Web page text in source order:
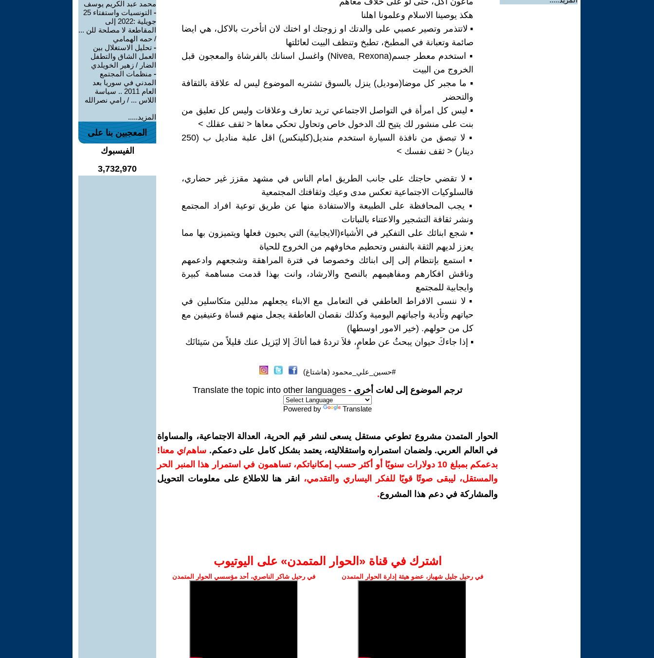
هكذ يوصينا الاسلام وعلمونا اهلنا
▪︎ لاتتذمر وتصير عصبي على والدتك او زوجتك او اختك لان اتأخرت بالاكل، هي ايضا
صائمة وتعبانة في المطبخ، تطبخ وتنظف البيت لعائلتها
▪︎ استخدم معطر جسم(Nivea, Rexona) واغسل اسنانك بالفرشاة والمعجون قبل
الخروج من البيت
▪︎ ما مجبر كل موضا(موديل) ينزل بالسوق تشتريه الموضوع ليس له علاقة بالثقافة
والتحضر
▪︎ ليس كل امرأة في التواصل الاجتماعي تريد تعارف وعلاقات وليس كل تعليق من
بنت على منشور لك يتيح لك الدخول خاص وتحاول تحكي معاها < ثقف عقلك >
▪︎ لا تبصق من نافذة السيارة استخدم منديل(كلينكس) اقل علبة مناديل ب (250
دينار) < ثقف نفسك >
▪︎ لا تقضي حاجتك على جانب الطريق امام الناس في مشهد مقزز غير حضاري،
فالسلوكيات الاجتماعية تعكس مدى وعيك وثقافتك المجتمعية
▪︎ يجب المحافظة على الطبيعة والاستفادة منها عن طريق توعية افراد المجتمع
ونشر ثقافة التشجير والاعتناء بالنباتات
▪︎ شجع ابنائك على التفكير في الأشياء(الايجابية) التي يحبون فعلها ويتميزون بها مما
يعزز لديهم الثقة بالنفس وتحطيم مخاوفهم من الخروج للحياة
▪︎ استمع بإنتظام إلى إلى ابنائك وخصوصا في فترة المراهقة وشجعهم وادعمهم
وناقش افكارهم ومفاهيمهم بالنصح والارشاد، وانت بهذا قدمت مساهمة كبيرة
وايجابية للمجتمع
▪︎ لا ننسى الافراط العاطفي في التعامل مع الابناء يجعلهم مدللين متكاسلين في
حياتهم وتأدية واجباتهم اليومية وكذلك نقصان العاطفة يجعل منهم قساة وعنيفين مع
كل من حولهم. (خير الامور اوسطها)
▪︎ إذا جاءكَ حيوان يبحثُ عن طعامٍ، فلاَ تردهُ ‏فما أتاكَ إلا ليَزيل عنك قليلاً من سَيئاتَك
#حسين_علي_محمود (هاشتاغ)
ترجم الموضوع إلى لغات أخرى - Translate the topic into other languages
Powered by Translate
الحوار المتمدن مشروع تطوعي مستقل يسعى لنشر قيم الحرية، العدالة الاجتماعية، والمساواة
في العالم العربي. ولضمان استمراره واستقلاليته، يعتمد بشكل كامل على دعمكم. ساهم/ي معنا!
بدعمكم بمبلغ 10 دولارات سنويًا أو أكثر حسب إمكانياتكم، تساهمون في استمرار هذا المنبر الحر
والمستقل، ليبقى صوتًا قويًا للفكر اليساري والتقدمي،
انقر هنا للاطلاع على معلومات التحويل
والمشاركة في دعم هذا المشروع.
اشترك في قناة ‫«الحوار المتمدن» على اليوتيوب
في رحيل جليل شهباز، عضو هيئة إدارة الحوار المتمدن في رحيل شاكر الناصري، أحد مؤسسي الحوار المتمدن
محمد عبد الكريم يوسف
-
التونسيات واستفتاء 25
جويلية :2022 إلى
المقاطعة لا مصلحة للن ...
/ حمه الهمامي
- تحليل الاستغلال بين
العمل الشاق والتطفل
الضار / زهير الخويلدي
- منظمات المجتمع
المدني في سوريا بعد
العام 2011 .. سياسة
اللاس ... / رامي نصرالله
المزيد.....
المعجبين بنا على
الفيسبوك
3,732,970